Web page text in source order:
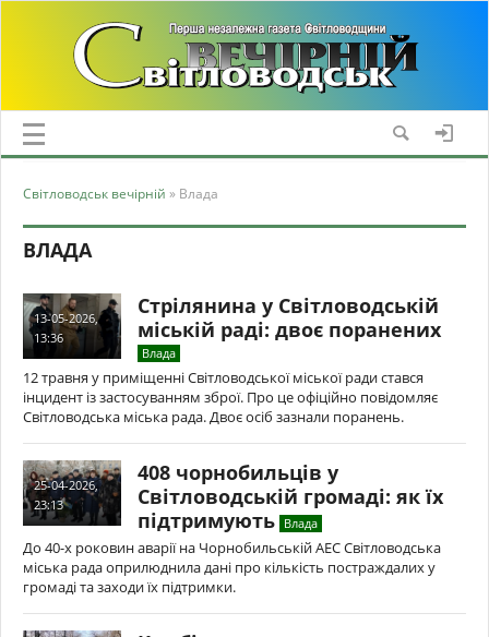
Світловодськ вечірній » Влада
ВЛАДА
13-05-2026,
13:36
Стрілянина у Світловодській
міській раді: двоє поранених
Влада
12 травня у приміщенні Світловодської міської ради стався
інцидент із застосуванням зброї. Про це офіційно повідомляє
Світловодська міська рада. Двоє осіб зазнали поранень.
25-04-2026,
23:13
408 чорнобильців у
Світловодській громаді: як їх
підтримують Влада
До 40-х роковин аварії на Чорнобильській АЕС Світловодська
міська рада оприлюднила дані про кількість постраждалих у
громаді та заходи їх підтримки.